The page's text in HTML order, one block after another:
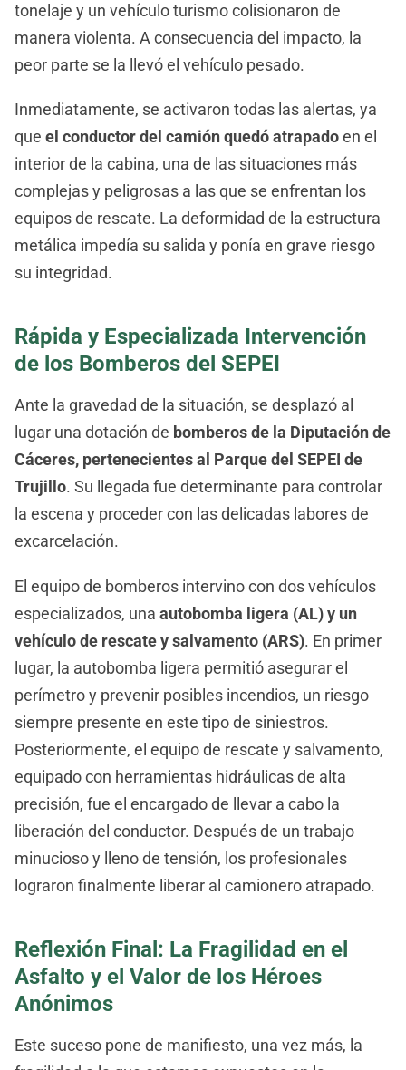
tonelaje y un vehículo turismo colisionaron de
manera violenta. A consecuencia del impacto, la
peor parte se la llevó el vehículo pesado.
Inmediatamente, se activaron todas las alertas, ya
que el conductor del camión quedó atrapadoen el
interior de la cabina, una de las situaciones más
complejas y peligrosas a las que se enfrentan los
equipos de rescate. La deformidad de la estructura
metálica impedía su salida y ponía en grave riesgo
su integridad.
Rápida y Especializada Intervención
de los Bomberos del SEPEI
Ante la gravedad de la situación, se desplazó al
lugar una dotación de bomberos de la Diputación de
Cáceres, pertenecientes al Parque del SEPEI de
Trujillo. Su llegada fue determinante para controlar
la escena y proceder con las delicadas labores de
excarcelación.
El equipo de bomberos intervino con dos vehículos
especializados, una autobomba ligera (AL) y un
vehículo de rescate y salvamento (ARS). En primer
lugar, la autobomba ligera permitió asegurar el
perímetro y prevenir posibles incendios, un riesgo
siempre presente en este tipo de siniestros.
Posteriormente, el equipo de rescate y salvamento,
equipado con herramientas hidráulicas de alta
precisión, fue el encargado de llevar a cabo la
liberación del conductor. Después de un trabajo
minucioso y lleno de tensión, los profesionales
lograron finalmente liberar al camionero atrapado.
Reflexión Final: La Fragilidad en el
Asfalto y el Valor de los Héroes
Anónimos
Este suceso pone de manifiesto, una vez más, la